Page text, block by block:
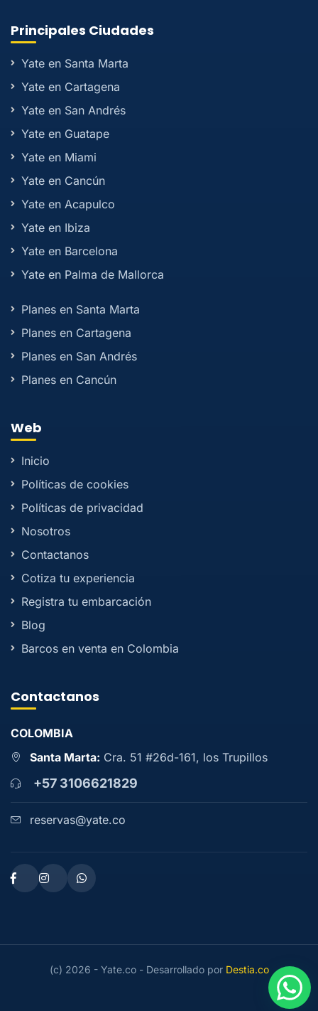
Principales Ciudades
Yate en Santa Marta
Yate en Cartagena
Yate en San Andrés
Yate en Guatape
Yate en Miami
Yate en Cancún
Yate en Acapulco
Yate en Ibiza
Yate en Barcelona
Yate en Palma de Mallorca
Planes en Santa Marta
Planes en Cartagena
Planes en San Andrés
Planes en Cancún
Web
Inicio
Políticas de cookies
Políticas de privacidad
Nosotros
Contactanos
Cotiza tu experiencia
Registra tu embarcación
Blog
Barcos en venta en Colombia
Contactanos
COLOMBIA
Santa Marta: Cra. 51 #26d-161, los Trupillos
+57 3106621829
reservas@yate.co
(c) 2026 - Yate.co - Desarrollado por Destia.co